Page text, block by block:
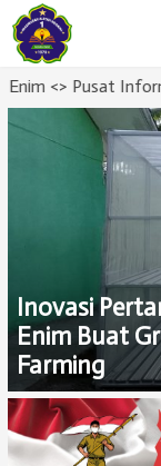
Informasi
Inovasi
Enim Buat
Farming